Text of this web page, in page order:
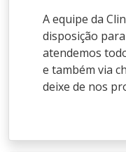
A equipe da
disposição
atendemos
e também via
deixe de nos